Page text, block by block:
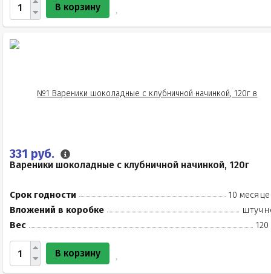
В корзину
331 руб.
Вареники шоколадные с клубничной начинкой, 120г
Срок годности
10
Вложений в коробке
Вес
120
В корзину